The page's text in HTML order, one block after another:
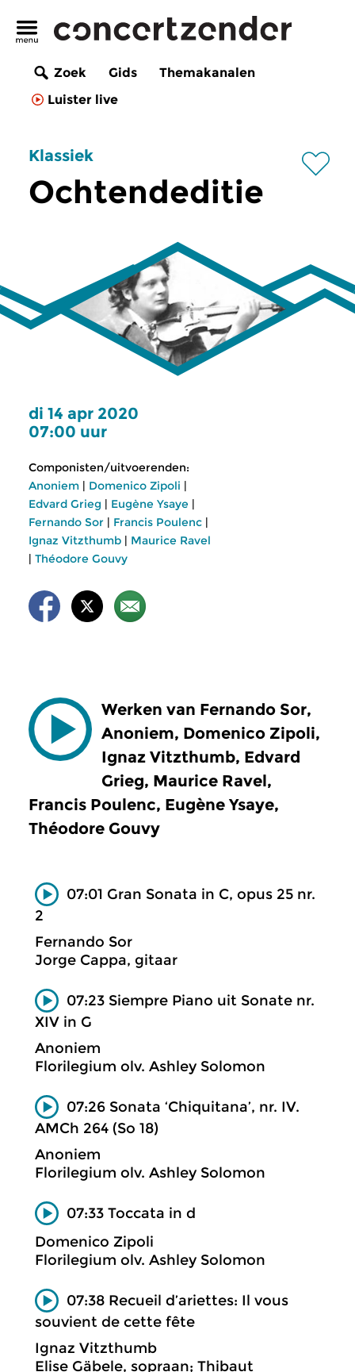
Zoek Gids
Themakanalen
Luister live
Klassiek
Ochtendeditie
di 14 apr 2020
07:00 uur
Componisten/uitvoerenden:
Anoniem | Domenico Zipoli |
Edvard Grieg | Eugène Ysaye |
Fernando Sor | Francis Poulenc |
Ignaz Vitzthumb | Maurice Ravel
| Théodore Gouvy
Werken van Fernando Sor,
Anoniem, Domenico Zipoli,
Ignaz Vitzthumb, Edvard
Grieg, Maurice Ravel,
Francis Poulenc, Eugène Ysaye,
Théodore Gouvy
07:01 Gran Sonata in C, opus 25 nr.
2
Fernando Sor
Jorge Cappa, gitaar
07:23 Siempre Piano uit Sonate nr.
XIV in G
Anoniem
Florilegium olv. Ashley Solomon
07:26 Sonata ‘Chiquitana’, nr. IV.
AMCh 264 (So 18)
Anoniem
Florilegium olv. Ashley Solomon
07:33 Toccata in d
Domenico Zipoli
Florilegium olv. Ashley Solomon
07:38 Recueil d’ariettes: Il vous
souvient de cette fête
Ignaz Vitzthumb
Elise Gäbele, sopraan; Thibaut